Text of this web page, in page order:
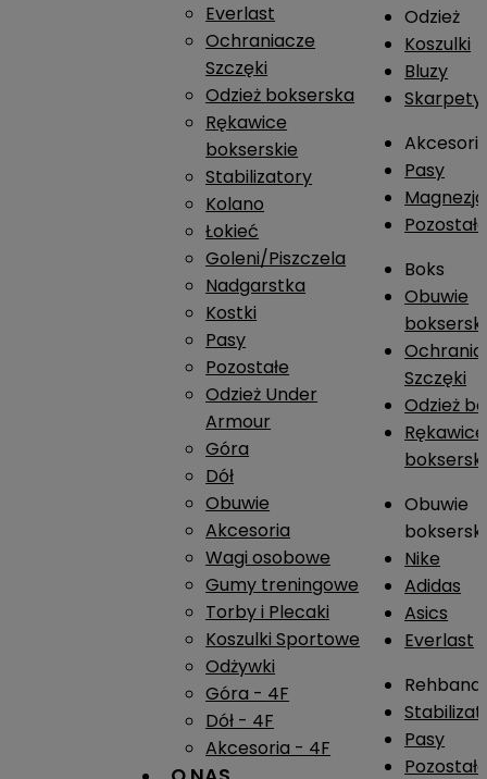
Everlast
Ochraniacze
Szczęki
Odzież bokserska
Rękawice
bokserskie
Stabilizatory
Kolano
Łokieć
Goleni/Piszczela
Nadgarstka
Kostki
Pasy
Pozostałe
Odzież Under
Armour
Góra
Dół
Obuwie
Akcesoria
Wagi osobowe
Gumy treningowe
Torby i Plecaki
Koszulki Sportowe
Odżywki
Góra - 4F
Dół - 4F
Akcesoria - 4F
Odzież
Koszulki
Bluzy
Skarpety
Pasy
Magnezja
Boks
Obuwie
Szczęki
Odzież
Rękawice
Obuwie
Nike
Adidas
Asics
Everlast
Rehband
Pasy